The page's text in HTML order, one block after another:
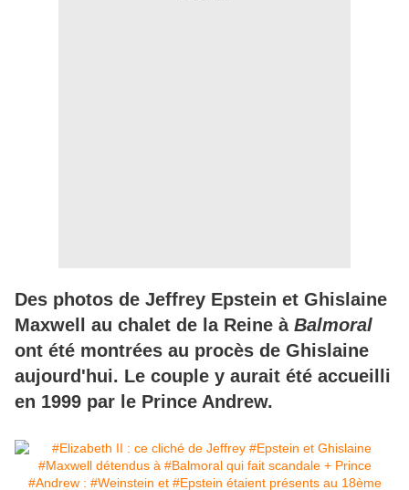
Des photos de Jeffrey Epstein et Ghislaine
Maxwell au chalet de la Reine à Balmoral
ont été montrées au procès de Ghislaine
aujourd'hui. Le couple y aurait été accueilli
en 1999 par le Prince Andrew.